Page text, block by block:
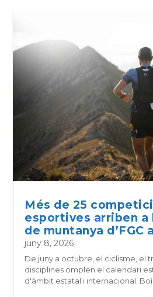
Més de 25
esportives arriben a
de muntanya d’FGC
juny 8, 2026
De juny a octubre, el ciclisme, el
disciplines omplen el calendari
d'àmbit estatal i internacional. Boí...